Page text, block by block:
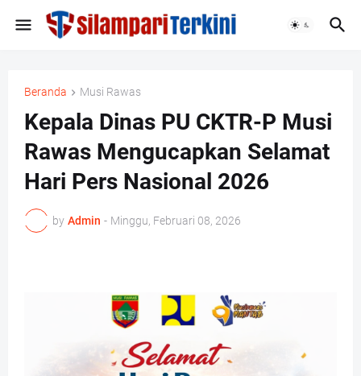
Beranda Musi Rawas
Kepala Dinas PU CKTR-P Musi
Rawas Mengucapkan Selamat
Hari Pers Nasional 2026
by Admin - Minggu, Februari 08, 2026